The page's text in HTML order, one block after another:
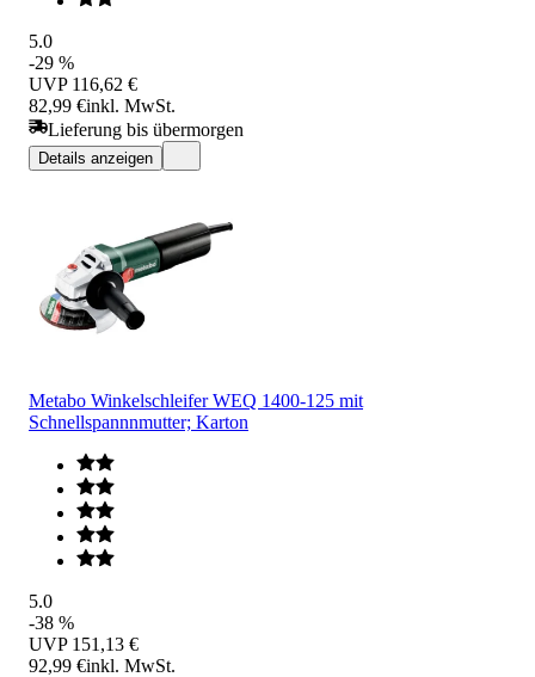
5.0
-29 %
UVP 116,62 €
82,99 €inkl. MwSt.
Lieferung bis übermorgen
Details anzeigen
Metabo Winkelschleifer WEQ 1400-125 mit
Schnellspannnmutter; Karton
5.0
-38 %
UVP 151,13 €
92,99 €inkl. MwSt.